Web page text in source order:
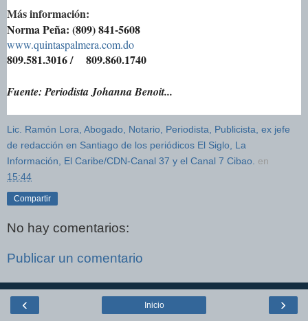
Más información:
Norma Peña: (809) 841-5608
www.quintaspalmera.com.do
809.581.3016 / 809.860.1740
Fuente: Periodista Johanna Benoit...
Lic. Ramón Lora, Abogado, Notario, Periodista, Publicista, ex jefe
de redacción en Santiago de los periódicos El Siglo, La
Información, El Caribe/CDN-Canal 37 y el Canal 7 Cibao. en
15:44
Compartir
No hay comentarios:
Publicar un comentario
‹ ›
Inicio